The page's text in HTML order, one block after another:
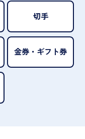
切手
金券・ギフト券